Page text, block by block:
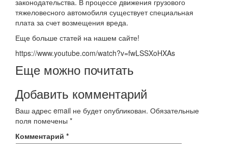
законодательства. В процессе движения грузового
тяжеловесного автомобиля существует специальная
плата за счет возмещения вреда.
Еще больше статей на нашем сайте!
https://www.youtube.com/watch?v=fwLSSXoHXAs
Еще можно почитать
Добавить комментарий
Ваш адрес email не будет опубликован. Обязательные
поля помечены *
Комментарий *